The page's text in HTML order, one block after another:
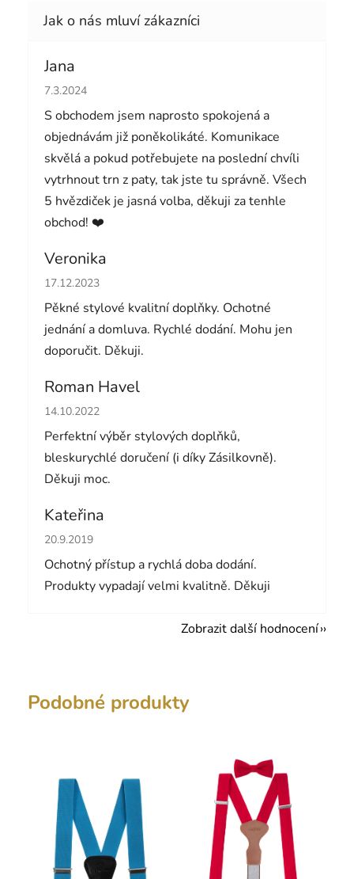
Jana
Hodnocení obchodu je 5 z 5 hvězdiček.
7.3.2024
S obchodem jsem naprosto spokojená a
objednávám již poněkolikáté. Komunikace
skvělá a pokud potřebujete na poslední chvíli
vytrhnout trn z paty, tak jste tu správně. Všech
5 hvězdiček je jasná volba, děkuji za tenhle
obchod! ❤️
Veronika
Hodnocení obchodu je 5 z 5 hvězdiček.
17.12.2023
Pěkné stylové kvalitní doplňky. Ochotné
jednání a domluva. Rychlé dodání. Mohu jen
doporučit. Děkuji.
Roman Havel
Hodnocení obchodu je 5 z 5 hvězdiček.
14.10.2022
Perfektní výběr stylových doplňků,
bleskurychlé doručení (i díky Zásilkovně).
Děkuji moc.
Kateřina
Hodnocení obchodu je 5 z 5 hvězdiček.
20.9.2019
Ochotný přístup a rychlá doba dodání.
Produkty vypadají velmi kvalitně. Děkuji
Zobrazit další hodnocení
Podobné produkty